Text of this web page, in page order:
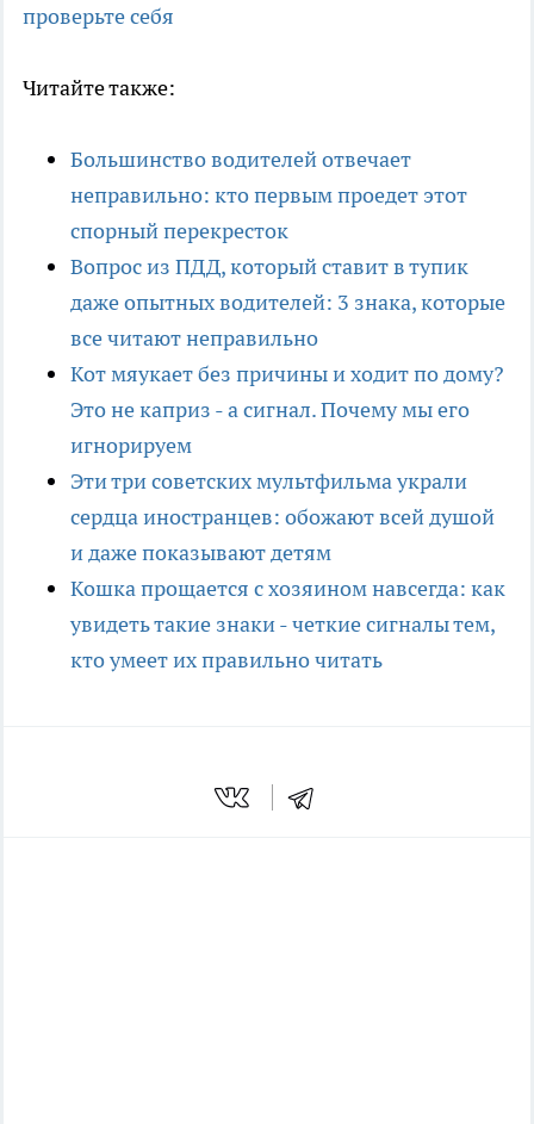
проверьте себя
Читайте также:
Большинство водителей отвечает
неправильно: кто первым проедет этот
спорный перекресток
Вопрос из ПДД, который ставит в тупик
даже опытных водителей: 3 знака, которые
все читают неправильно
Кот мяукает без причины и ходит по дому?
Это не каприз - а сигнал. Почему мы его
игнорируем
Эти три советских мультфильма украли
сердца иностранцев: обожают всей душой
и даже показывают детям
Кошка прощается с хозяином навсегда: как
увидеть такие знаки - четкие сигналы тем,
кто умеет их правильно читать